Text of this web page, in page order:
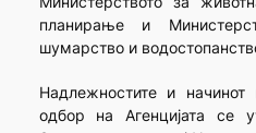
планирање и
шумарство и
Надлежностите и
одбор на Агенцијата се